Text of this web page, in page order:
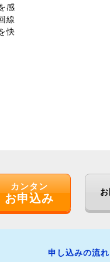
感
線
快
カンタン
お申込み
申し込みの流れ